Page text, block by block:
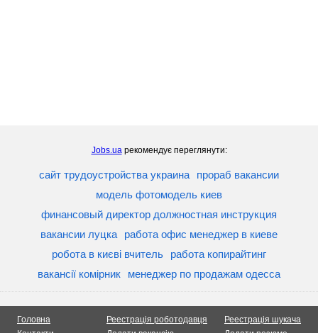
Jobs.uaрекомендує переглянути:
сайт трудоустройства украина
прораб вакансии
модель фотомодель киев
финансовый директор должностная инструкция
вакансии луцка
работа офис менеджер в киеве
робота в києві вчитель
работа копирайтинг
вакансії комірник
менеджер по продажам одесса
Головна
Реестрація роботодавця
Реестрація шукача